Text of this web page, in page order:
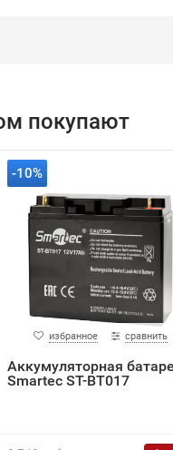
покупают
-10%
избранное сравнить
Аккумуляторная
Smartec ST-BT017